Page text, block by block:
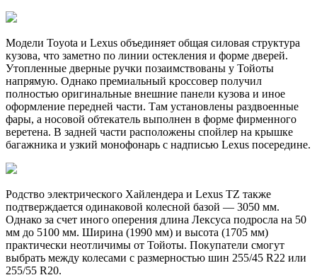
Модели Toyota и Lexus объединяет общая силовая структура
кузова, что заметно по линии остекления и форме дверей.
Утопленные дверные ручки позаимствованы у Тойоты
напрямую. Однако премиальный кроссовер получил
полностью оригинальные внешние панели кузова и иное
оформление передней части. Там установлены раздвоенные
фары, а носовой обтекатель выполнен в форме фирменного
веретена. В задней части расположены спойлер на крышке
багажника и узкий монофонарь с надписью Lexus посередине.
Родство электрического Хайлендера и Lexus TZ также
подтверждается одинаковой колесной базой — 3050 мм.
Однако за счет иного оперения длина Лексуса подросла на 50
мм до 5100 мм. Ширина (1990 мм) и высота (1705 мм)
практически неотличимы от Тойоты. Покупатели смогут
выбрать между колесами с размерностью шин 255/45 R22 или
255/55 R20.